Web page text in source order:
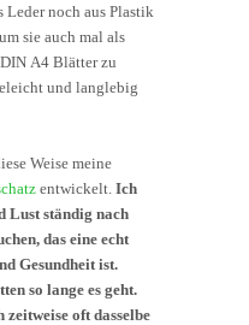
Leder noch aus Plastik
sie auch mal als
A4 Blätter zu
und langlebig
Weise meine
entwickelt. Ich
Lust ständig nach
das eine echt
Gesundheit ist.
so lange es geht.
zeitweise oft dasselbe